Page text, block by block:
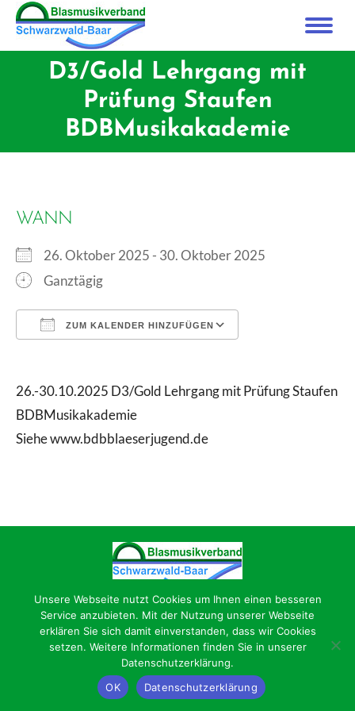
D3/Gold Lehrgang mit
Prüfung Staufen
BDBMusikakademie
WANN
26. Oktober 2025 - 30. Oktober 2025
Ganztägig
ZUM KALENDER HINZUFÜGEN
26.-30.10.2025 D3/Gold Lehrgang mit Prüfung Staufen
BDBMusikakademie
Siehe www.bdbblaeserjugend.de
Impressum/Datenschutz
Unsere Webseite nutzt Cookies um Ihnen einen besseren
Service anzubieten. Mit der Nutzung unserer Webseite
erklären Sie sich damit einverstanden, dass wir Cookies
setzen. Weitere Informationen finden Sie in unserer
Datenschutzerklärung.
OK
Datenschutzerklärung